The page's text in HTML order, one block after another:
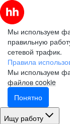
Мы используем
правильную
сетевой трафик.
Правила
Мы используем
файлов cookie
Понятно
Ищу работу